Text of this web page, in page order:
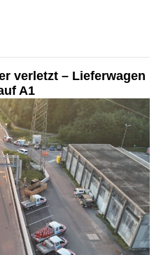
verletzt – Lieferwagen
A1